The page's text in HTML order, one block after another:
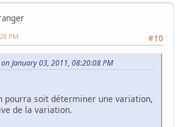
#10
PM
January 03, 2011, 08:20:08 PM
pourra soit déterminer une variation,
de la variation.